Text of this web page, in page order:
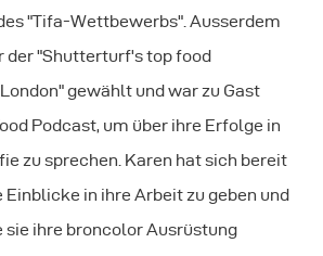
"Tifa-Wettbewerbs". Ausserdem
der "Shutterturf's top food
gewählt und war zu Gast
Podcast, um über ihre Erfolge in
zu sprechen. Karen hat sich bereit
in ihre Arbeit zu geben und
sie ihre broncolor Ausrüstung